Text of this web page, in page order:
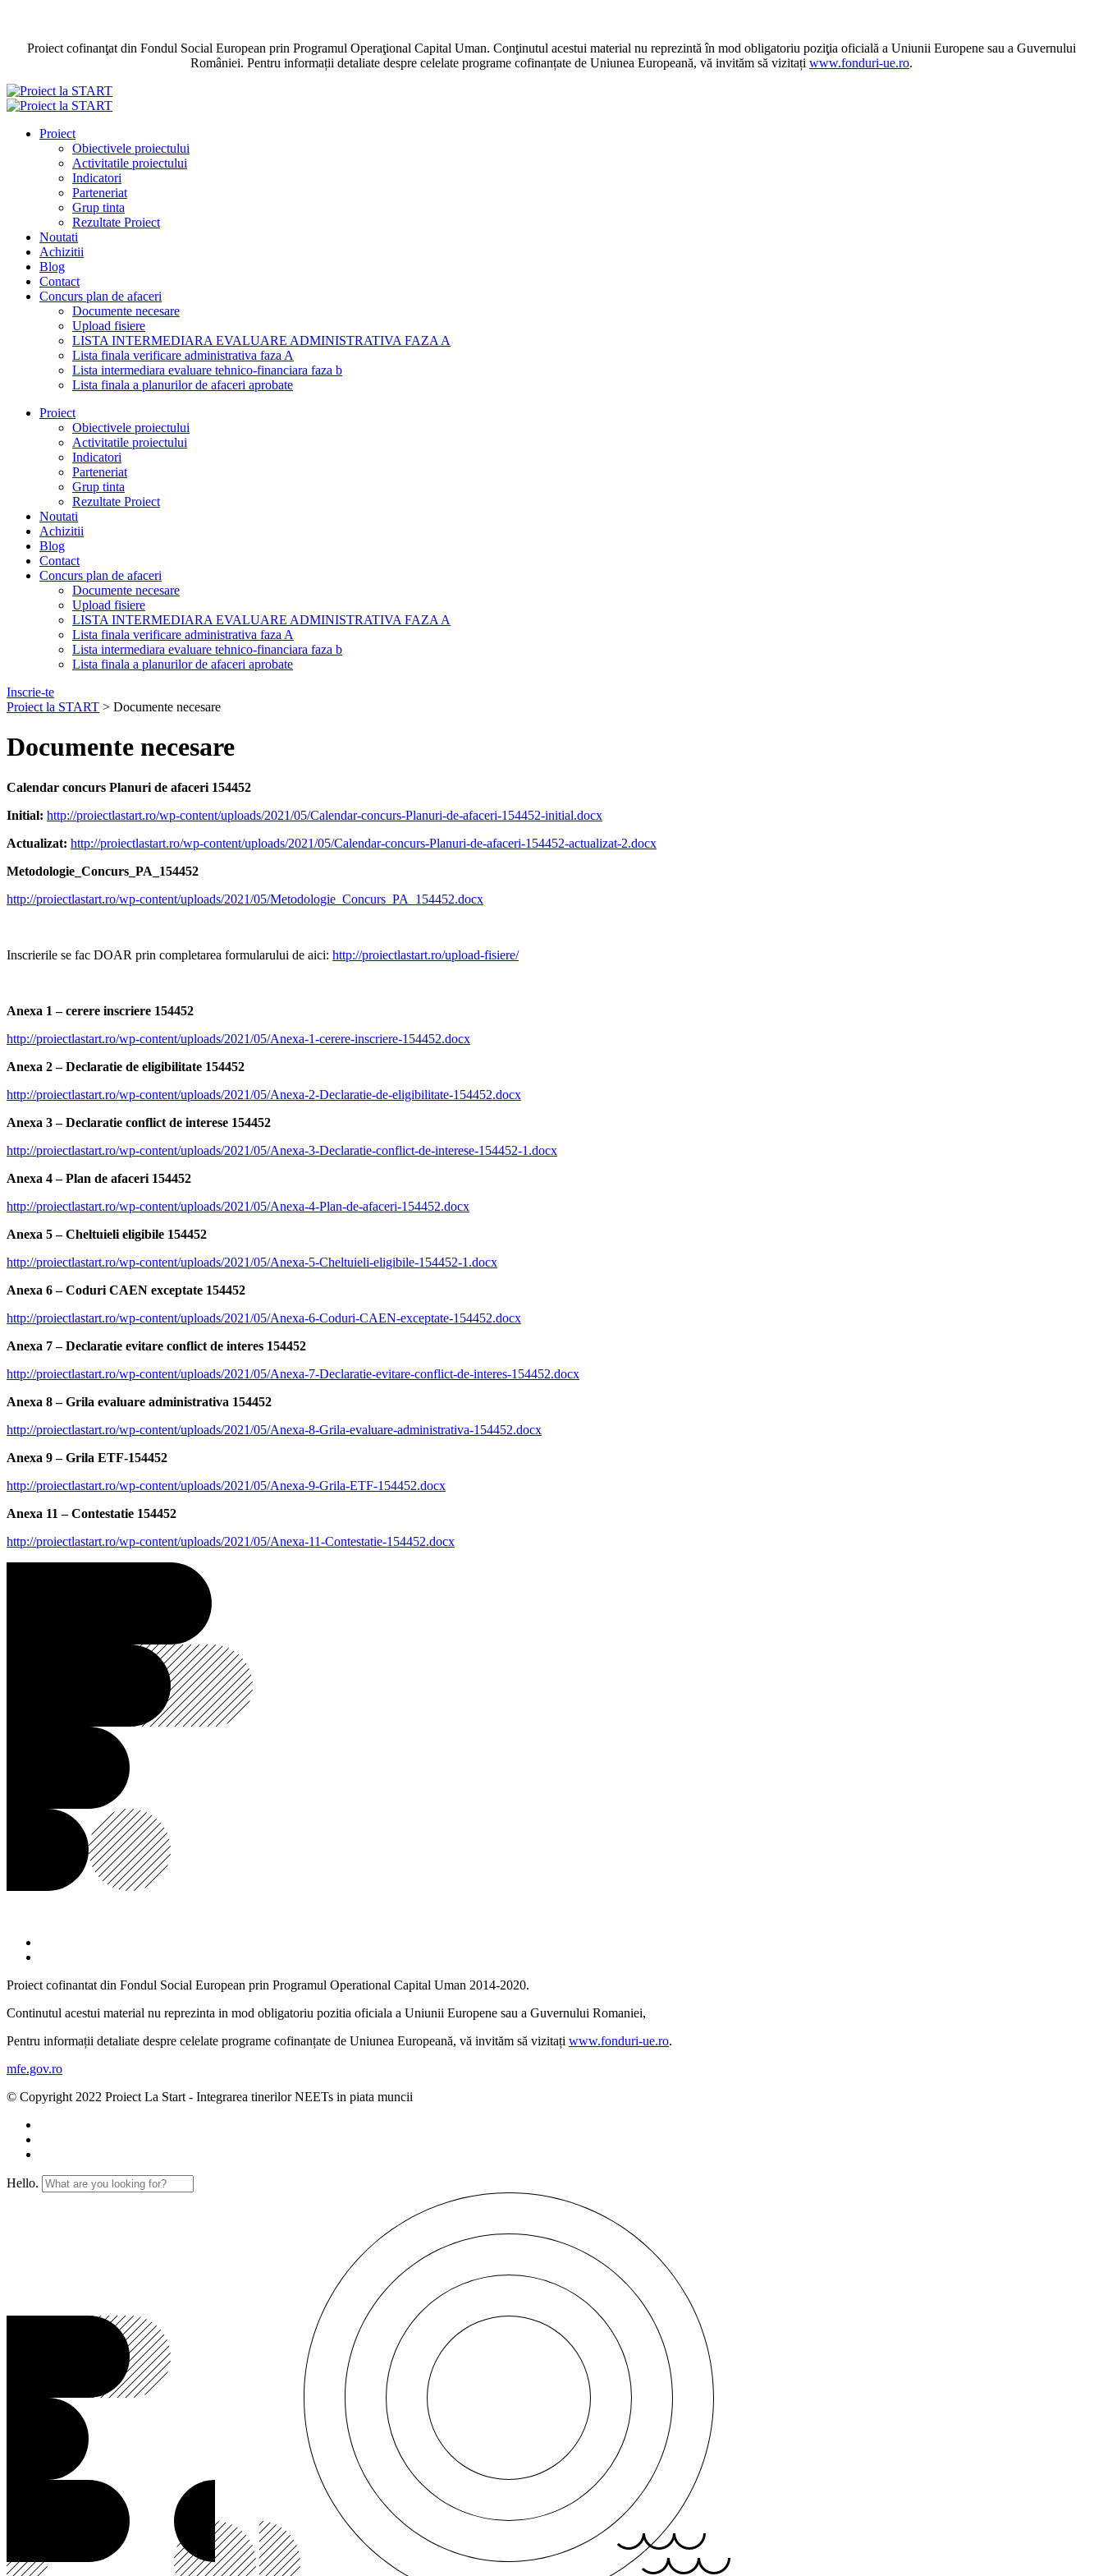
Proiect cofinanţat din Fondul Social European prin Programul Operaţional Capital Uman. Conţinutul acestui material nu reprezintă în mod obligatoriu poziţia oficială a Uniunii Europene sau a Guvernului
României. Pentru informații detaliate despre celelate programe cofinanțate de Uniunea Europeană, vă invităm să vizitați www.fonduri-ue.ro.
Proiect
Obiectivele proiectului
Activitatile proiectului
Indicatori
Parteneriat
Grup tinta
Rezultate Proiect
Noutati
Achizitii
Blog
Contact
Concurs plan de afaceri
Documente necesare
Upload fisiere
LISTA INTERMEDIARA EVALUARE ADMINISTRATIVA FAZA A
Lista finala verificare administrativa faza A
Lista intermediara evaluare tehnico-financiara faza b
Lista finala a planurilor de afaceri aprobate
Proiect
Obiectivele proiectului
Activitatile proiectului
Indicatori
Parteneriat
Grup tinta
Rezultate Proiect
Noutati
Achizitii
Blog
Contact
Concurs plan de afaceri
Documente necesare
Upload fisiere
LISTA INTERMEDIARA EVALUARE ADMINISTRATIVA FAZA A
Lista finala verificare administrativa faza A
Lista intermediara evaluare tehnico-financiara faza b
Lista finala a planurilor de afaceri aprobate
Inscrie-te
Proiect la START > Documente necesare
Documente necesare
Calendar concurs Planuri de afaceri 154452
Initial: http://proiectlastart.ro/wp-content/uploads/2021/05/Calendar-concurs-Planuri-de-afaceri-154452-initial.docx
Actualizat: http://proiectlastart.ro/wp-content/uploads/2021/05/Calendar-concurs-Planuri-de-afaceri-154452-actualizat-2.docx
Metodologie_Concurs_PA_154452
http://proiectlastart.ro/wp-content/uploads/2021/05/Metodologie_Concurs_PA_154452.docx
Inscrierile se fac DOAR prin completarea formularului de aici: http://proiectlastart.ro/upload-fisiere/
Anexa 1 – cerere inscriere 154452
http://proiectlastart.ro/wp-content/uploads/2021/05/Anexa-1-cerere-inscriere-154452.docx
Anexa 2 – Declaratie de eligibilitate 154452
http://proiectlastart.ro/wp-content/uploads/2021/05/Anexa-2-Declaratie-de-eligibilitate-154452.docx
Anexa 3 – Declaratie conflict de interese 154452
http://proiectlastart.ro/wp-content/uploads/2021/05/Anexa-3-Declaratie-conflict-de-interese-154452-1.docx
Anexa 4 – Plan de afaceri 154452
http://proiectlastart.ro/wp-content/uploads/2021/05/Anexa-4-Plan-de-afaceri-154452.docx
Anexa 5 – Cheltuieli eligibile 154452
http://proiectlastart.ro/wp-content/uploads/2021/05/Anexa-5-Cheltuieli-eligibile-154452-1.docx
Anexa 6 – Coduri CAEN exceptate 154452
http://proiectlastart.ro/wp-content/uploads/2021/05/Anexa-6-Coduri-CAEN-exceptate-154452.docx
Anexa 7 – Declaratie evitare conflict de interes 154452
http://proiectlastart.ro/wp-content/uploads/2021/05/Anexa-7-Declaratie-evitare-conflict-de-interes-154452.docx
Anexa 8 – Grila evaluare administrativa 154452
http://proiectlastart.ro/wp-content/uploads/2021/05/Anexa-8-Grila-evaluare-administrativa-154452.docx
Anexa 9 – Grila ETF-154452
http://proiectlastart.ro/wp-content/uploads/2021/05/Anexa-9-Grila-ETF-154452.docx
Anexa 11 – Contestatie 154452
http://proiectlastart.ro/wp-content/uploads/2021/05/Anexa-11-Contestatie-154452.docx
Proiect cofinantat din Fondul Social European prin Programul Operational Capital Uman 2014-2020.
Continutul acestui material nu reprezinta in mod obligatoriu pozitia oficiala a Uniunii Europene sau a Guvernului Romaniei,
Pentru informații detaliate despre celelate programe cofinanțate de Uniunea Europeană, vă invităm să vizitați www.fonduri-ue.ro.
mfe.gov.ro
© Copyright 2022 Proiect La Start - Integrarea tinerilor NEETs in piata muncii
Hello.